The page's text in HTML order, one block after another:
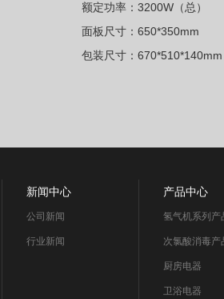
额定功率：3200W（总）
面板尺寸：650*350mm
包装尺寸：670*510*140mm
新闻中心
公司新闻
行业新闻
产品中心
氢气机系列产
次氯酸消毒产
厨房电器
卫浴电器